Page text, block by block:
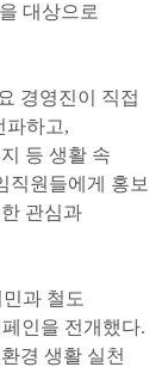
대상으로
경영진이 직접
파하고,
등 생활 속
직원들에게 홍보
관심과
과 철도
인을 전개했다.
경 생활 실천